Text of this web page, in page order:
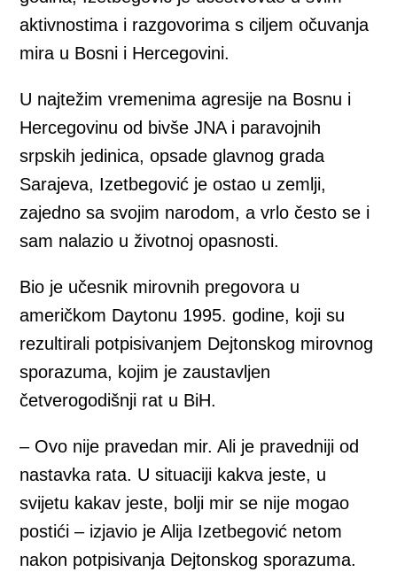
aktivnostima i razgovorima s ciljem očuvanja
mira u Bosni i Hercegovini.
U najtežim vremenima agresije na Bosnu i
Hercegovinu od bivše JNA i paravojnih
srpskih jedinica, opsade glavnog grada
Sarajeva, Izetbegović je ostao u zemlji,
zajedno sa svojim narodom, a vrlo često se i
sam nalazio u životnoj opasnosti.
Bio je učesnik mirovnih pregovora u
američkom Daytonu 1995. godine, koji su
rezultirali potpisivanjem Dejtonskog mirovnog
sporazuma, kojim je zaustavljen
četverogodišnji rat u BiH.
– Ovo nije pravedan mir. Ali je pravedniji od
nastavka rata. U situaciji kakva jeste, u
svijetu kakav jeste, bolji mir se nije mogao
postići – izjavio je Alija Izetbegović netom
nakon potpisivanja Dejtonskog sporazuma.